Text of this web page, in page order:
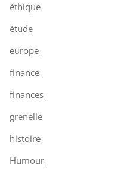
éthique
étude
europe
finance
finances
grenelle
histoire
Humour